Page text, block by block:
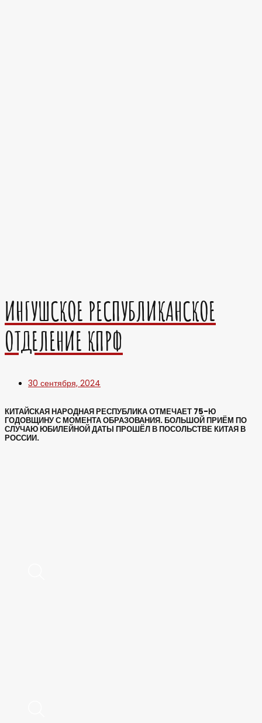
ИНГУШСКОЕ РЕСПУБЛИКАНСКОЕ
ОТДЕЛЕНИЕ КПРФ
30 сентября, 2024
КИТАЙСКАЯ НАРОДНАЯ РЕСПУБЛИКА ОТМЕЧАЕТ 75-Ю
ГОДОВЩИНУ С МОМЕНТА ОБРАЗОВАНИЯ. БОЛЬШОЙ ПРИЁМ ПО
СЛУЧАЮ ЮБИЛЕЙНОЙ ДАТЫ ПРОШЁЛ В ПОСОЛЬСТВЕ КИТАЯ В
РОССИИ.